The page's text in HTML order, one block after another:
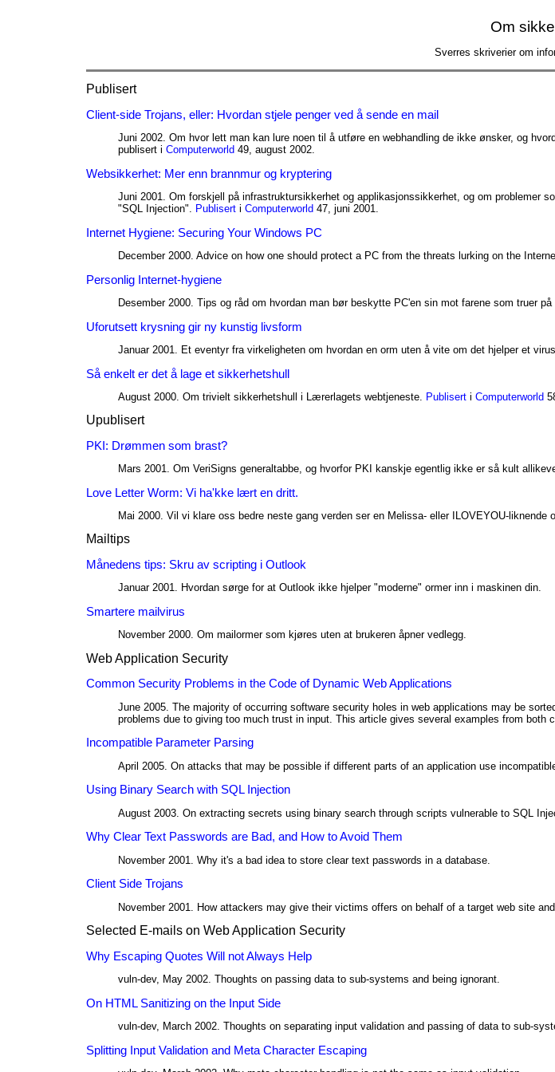
Om
Sverres skriverier om
Publisert
Client-side Trojans, eller: Hvordan stjele penger ved å sende en mail
Juni 2002. Om hvor lett man kan lure noen til å utføre en webhandling de ikke ønsker, og
publisert i Computerworld 49, august 2002.
Websikkerhet: Mer enn brannmur og kryptering
Juni 2001. Om forskjell på infrastruktursikkerhet og applikasjonssikkerhet, og om problemer
"SQL Injection".
Publisert i Computerworld 47, juni 2001.
Internet Hygiene: Securing Your Windows PC
December 2000. Advice on how one should protect a PC from the threats lurking on the
Personlig Internet-hygiene
Desember 2000. Tips og råd om hvordan man bør beskytte PC'en sin mot farene som truer
Uforutsett krysning gir ny kunstig livsform
Januar 2001. Et eventyr fra virkeligheten om hvordan en orm uten å vite om det hjelper et
Så enkelt er det å lage et sikkerhetshull
August 2000. Om trivielt sikkerhetshull i Lærerlagets webtjeneste. Publisert i Computerworld
Upublisert
PKI: Drømmen som brast?
Mars 2001. Om VeriSigns generaltabbe, og hvorfor PKI kanskje egentlig ikke er så kult
Love Letter Worm: Vi ha'kke lært en dritt.
Mai 2000. Vil vi klare oss bedre neste gang verden ser en Melissa- eller ILOVEYOU-liknende
Mailtips
Månedens tips: Skru av scripting i Outlook
Januar 2001. Hvordan sørge for at Outlook ikke hjelper "moderne" ormer inn i maskinen din.
Smartere mailvirus
November 2000. Om mailormer som kjøres uten at brukeren åpner vedlegg.
Web Application Security
Common Security Problems in the Code of Dynamic Web Applications
June 2005. The majority of occurring software security holes in web applications may be
problems due to giving too much trust in input. This article gives several examples from both
Incompatible Parameter Parsing
April 2005. On attacks that may be possible if different parts of an application use
Using Binary Search with SQL Injection
August 2003. On extracting secrets using binary search through scripts vulnerable to SQL
Why Clear Text Passwords are Bad, and How to Avoid Them
November 2001. Why it's a bad idea to store clear text passwords in a database.
Client Side Trojans
November 2001. How attackers may give their victims offers on behalf of a target web site
Selected E-mails on Web Application Security
Why Escaping Quotes Will not Always Help
vuln-dev, May 2002. Thoughts on passing data to sub-systems and being ignorant.
On HTML Sanitizing on the Input Side
vuln-dev, March 2002. Thoughts on separating input validation and passing of data to sub-
Splitting Input Validation and Meta Character Escaping